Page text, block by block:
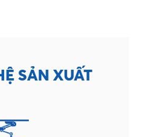
SẢN XUẤT